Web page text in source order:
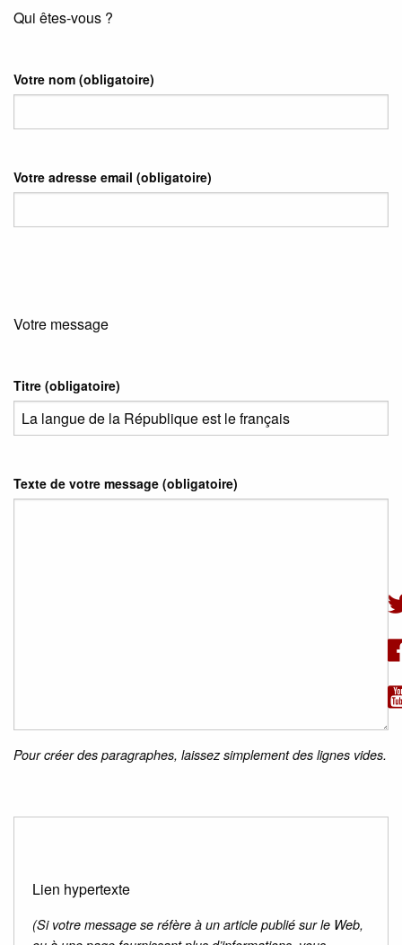
Qui êtes-vous ?
Votre nom (obligatoire)
Votre adresse email (obligatoire)
Votre message
Titre (obligatoire)
Texte de votre message (obligatoire)
Pour créer des paragraphes, laissez simplement des lignes vides.
Lien hypertexte
(Si votre message se réfère à un article publié sur le Web,